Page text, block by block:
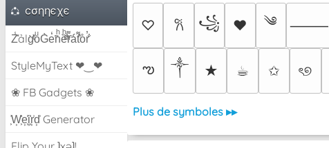
cσηηєχє
Z̾̽ảlg̀͐ͭ̽oͧG̀e̒̃nͪȅͪͫ̏̐r͌̑á͑t͌̑͛o̊r̓̐
StyleMyText ❤‿❤
❀ FB Gadgets ❀
͕͗W͕͕͗͗e͕͕͗͗i͕͕͗͗r͕͗d͕͗ Generator
♡ 𐙚 ꧁ ♥ ༄ ⸻
ఌ ༒︎ ★ ☕︎ ✩ ৎ୭
Plus de symboles ▸▸